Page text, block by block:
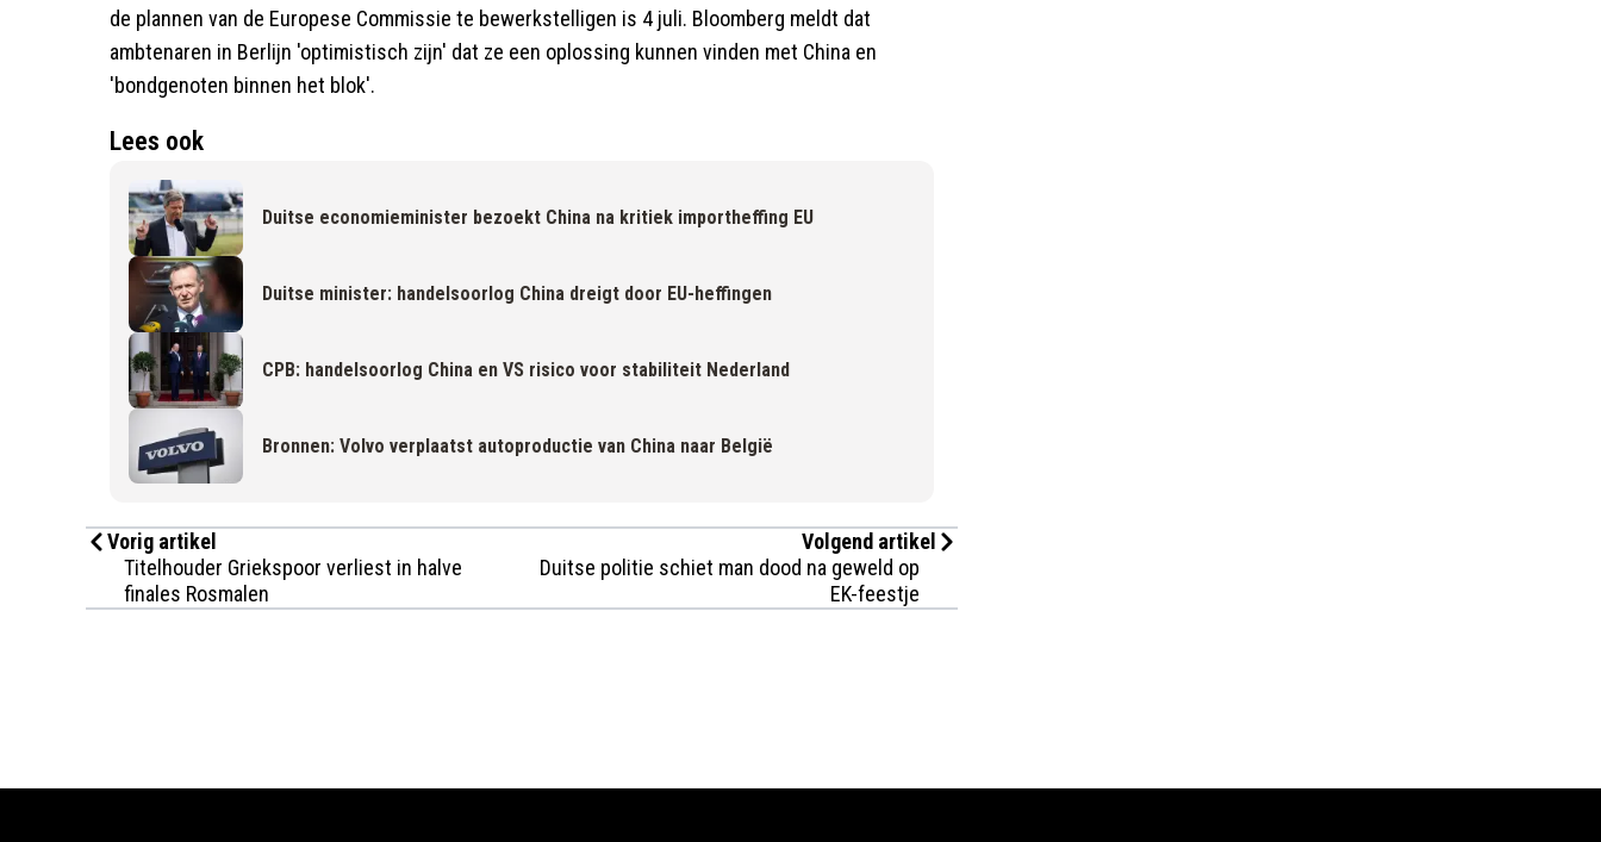
de plannen van de Europese Commissie te bewerkstelligen is 4 juli. Bloomberg meldt dat
ambtenaren in Berlijn 'optimistisch zijn' dat ze een oplossing kunnen vinden met China en
'bondgenoten binnen het blok'.
Lees ook
Duitse economieminister bezoekt China na kritiek importheffing EU
Duitse minister: handelsoorlog China dreigt door EU-heffingen
CPB: handelsoorlog China en VS risico voor stabiliteit Nederland
Bronnen: Volvo verplaatst autoproductie van China naar België
Vorig artikel
Titelhouder Griekspoor verliest in halve
finales Rosmalen
Volgend artikel
Duitse politie schiet man dood na geweld op
EK-feestje